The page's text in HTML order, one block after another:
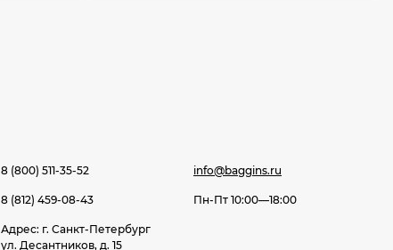
8 (800) 511-35-52
8 (812) 459-08-43
Адрес: г. Санкт-Петербург
ул. Десантников, д. 15
info@baggins.ru
Пн-Пт 10:00—18:00